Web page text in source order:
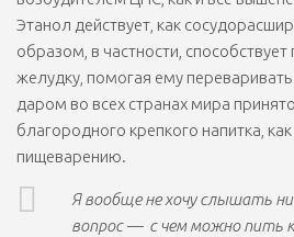
Этанол действует, как
образом, в частности, способствует
желудку, помогая ему
даром во всех странах мира
благородного крепкого напитка,
пищеварению.
Я вообще не хочу слышать
вопрос — с чем можно пить